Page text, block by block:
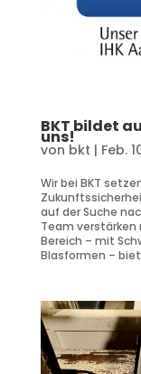
BKT bildet
uns!
von bkt | Feb.
Wir bei BKT
auf der Suche
Team
Bereich – mit
Blasformen –